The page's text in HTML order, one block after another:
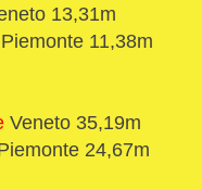
13,31m
Piemonte 11,38m
Veneto 35,19m
24,67m